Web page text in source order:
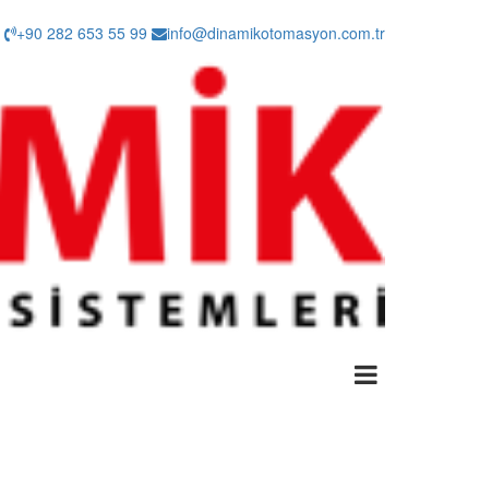
+90 282 653 55 99 info@dinamikotomasyon.com.tr